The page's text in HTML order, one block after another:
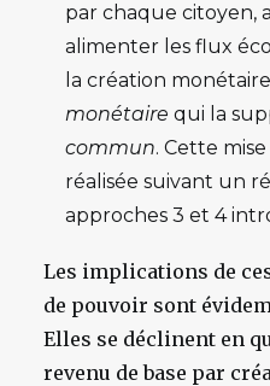
par chaque citoyen,
alimenter les flux
la création
monétaire qui la
commun. Cette
réalisée suivant un
approches 3 et 4
Les implications de
de pouvoir sont
Elles se déclinent en
revenu de base par